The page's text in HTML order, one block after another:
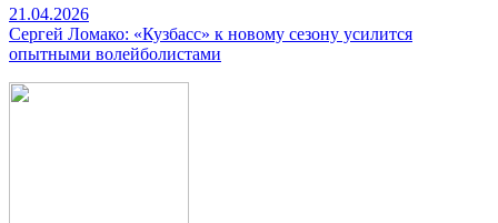
21.04.2026
Сергей Ломако: «Кузбасс» к новому сезону усилится
опытными волейболистами